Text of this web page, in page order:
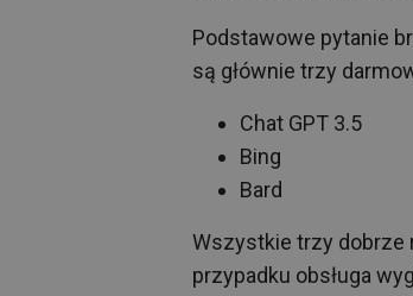
Podstawowe pytanie
są głównie trzy
Chat GPT 3.5
Bing
Bard
Wszystkie trzy dobrze
przypadku obsługa